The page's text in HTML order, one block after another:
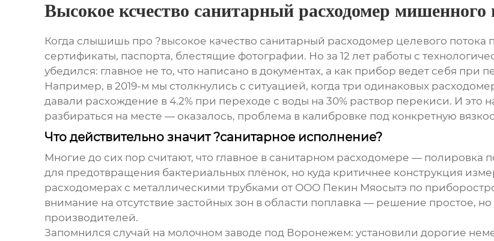
Высокое ксчество санитарный расходомер
Когда слышишь про ?высокое качество санитарный расходомер целевого потока
сертификаты, паспорта, блестящие фотографии. Но за 12 лет работы с
убедился: главное не то, что написано в документах, а как прибор ведет себя при
Например, в 2019-м мы столкнулись с ситуацией, когда три одинаковых
давали расхождение в 4.2% при переходе с воды на 30% раствор перекиси. И это
разбираться на месте — оказалось, проблема в калибровке под конкретную
Что действительно значит ?санитарное исполнение?
Многие до сих пор считают, что главное в санитарном расходомере — полировка
для предотвращения бактериальных плёнок, но куда критичнее конструкция
расходомерах с металлическими трубками от ООО Пекин Мяосытэ по
внимание на отсутствие застойных зон в области поплавка — решение простое,
производителей.
Запомнился случай на молочном заводе под Воронежем: установили дорогие